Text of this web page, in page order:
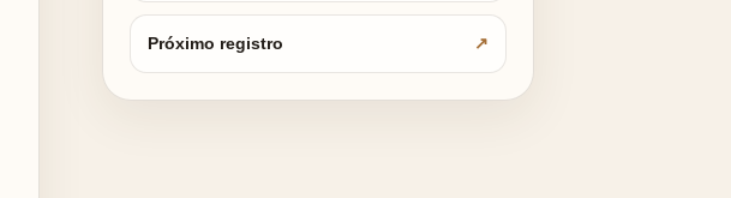
Próximo registro